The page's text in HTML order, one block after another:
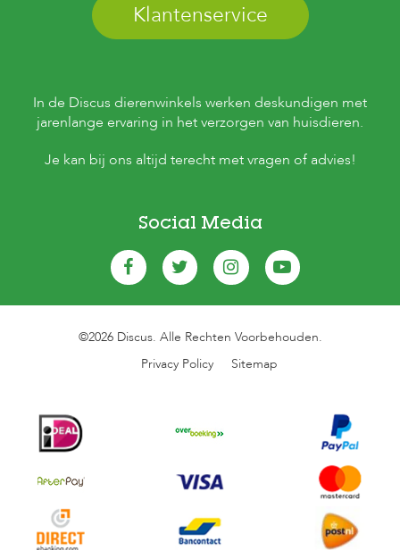
Klantenservice
In de Discus dierenwinkels werken deskundigen met
jarenlange ervaring in het verzorgen van huisdieren.
Je kan bij ons altijd terecht met vragen of advies!
Social Media
©2026 Discus. Alle Rechten Voorbehouden.
Privacy Policy
Sitemap